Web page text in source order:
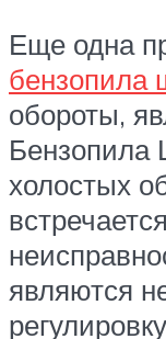
Еще одна
бензопила
обороты,
Бензопила
холостых
являются